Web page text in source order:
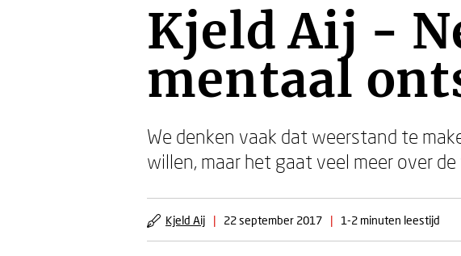
Kjeld Aij -
mentaal
We denken vaak dat weerstand te
willen, maar het gaat veel meer over
Kjeld Aij | 22 september 2017 | 1-2 minuten leestijd